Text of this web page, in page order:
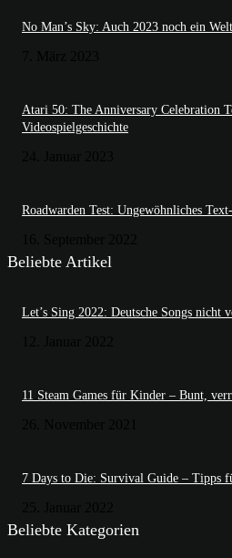
No Man’s Sky: Auch 2023 noch ein
Atari 50: The Anniversary Celebration
Videospielgeschichte
Roadwarden Test: Ungewöhnliches
Beliebte Artikel
Let’s Sing 2022: Deutsche Songs nicht
11 Steam Games für Kinder – Bunt,
7 Days to Die: Survival Guide – Tipps
Beliebte Kategorien